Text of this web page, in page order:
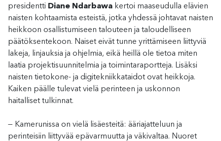
presidentti Diane Ndarbawa kertoi maaseudulla elävien
naisten kohtaamista esteistä, jotka yhdessä johtavat naisten
heikkoon osallistumiseen talouteen ja taloudelliseen
päätöksentekoon. Naiset eivät tunne yrittämiseen liittyviä
lakeja, linjauksia ja ohjelmia, eikä heillä ole tietoa miten
laatia projektisuunnitelmia ja toimintaraportteja. Lisäksi
naisten tietokone- ja digitekniikkataidot ovat heikkoja.
Kaiken päälle tulevat vielä perinteen ja uskonnon
haitalliset tulkinnat.
— Kamerunissa on vielä lisäesteitä: ääriajatteluun ja
perinteisiin liittyvää epävarmuutta ja väkivaltaa. Nuoret